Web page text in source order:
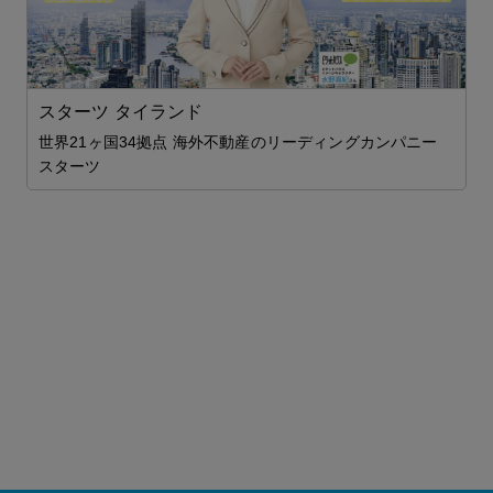
スターツ タイランド
世界21ヶ国34拠点 海外不動産のリーディングカンパニー
スターツ